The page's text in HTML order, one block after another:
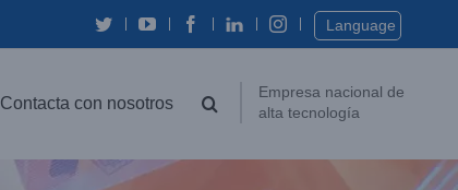
TwitterYouTubeFacebook
In InstagramLanguage
Contacta con nosotros
Empresa nacional de
alta tecnología